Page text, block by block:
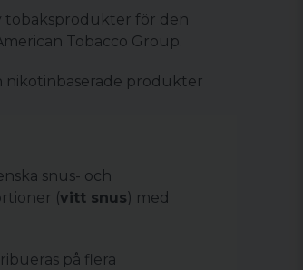
tobaksprodukter för den
Tobacco Group.
nikotinbaserade produkter
snus- och
(vitt snus) med
på flera